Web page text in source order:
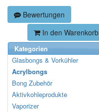
Bewertungen
In den Warenkorb
Kategorien
Glasbongs & Vorkühler
Acrylbongs
Bong Zubehör
Aktivkohleprodukte
Vaporizer